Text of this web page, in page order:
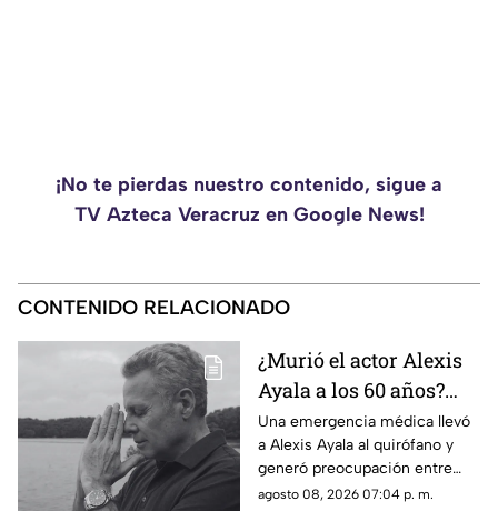
¡No te pierdas nuestro contenido, sigue a
TV Azteca Veracruz en Google News!
CONTENIDO RELACIONADO
¿Murió el actor Alexis
Ayala a los 60 años?
Esto sabemos tras
hospitalización de
URGENCIA
Una emergencia médica llevó
a Alexis Ayala al quirófano y
generó preocupación entre
sus seguidores, en TV Azteca
agosto 08, 2026 07:04 p. m.